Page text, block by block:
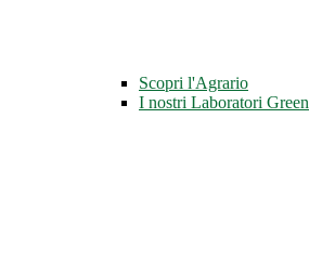
Scopri l'Agrario
I nostri Laboratori Green